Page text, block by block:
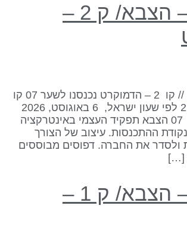
שער 07 – הצבא/ ק 2 –
שער 07 – הצבא // קו 2 – הדמוקרט נכנסנו לשער 07 קו
2 בסביבות 21:30 לפי שעון ישראל, 6 באוגוסט, 2026
שער 07 הצבא תפקיד העצמי באינטרקציה
ההתכנסות. עיצוב של הצורך
את החברה. דפוסים מבוססים
שער 07 – הצבא/ ק 1 –